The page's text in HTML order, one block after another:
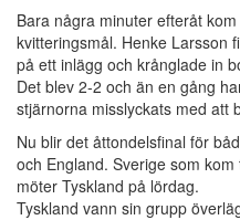
Bara några minuter efteråt
kvitteringsmål. Henke Larsson
på ett inlägg och krånglade in
Det blev 2-2 och än en gång
stjärnorna misslyckats med att
Nu blir det åttondelsfinal för
och England. Sverige som
möter Tyskland på lördag.
Tyskland vann sin grupp